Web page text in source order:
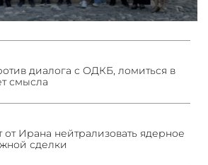
диалога с ОДКБ, ломиться в
смысла
Ирана нейтрализовать ядерное
сделки